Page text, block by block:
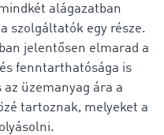
alágazatban
szolgáltatók egy része.
jelentősen elmarad a
fenntarthatósága is
az üzemanyag ára a
tartoznak, melyeket a